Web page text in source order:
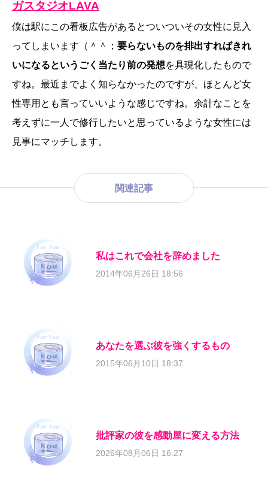
ガスタジオLAVA
僕は駅にこの看板広告があるとついついその女性に見入
ってしまいます（＾＾； 要らないものを排出すればきれ
いになるというごく当たり前の発想を具現化したもので
すね。最近までよく知らなかったのですが、ほとんど女
性専用とも言っていいような感じですね。余計なことを
考えずに一人で修行したいと思っているような女性には
見事にマッチします。
関連記事
私はこれで会社を辞めました
2014年06月26日 18:56
あなたを選ぶ彼を強くするもの
2015年06月10日 18:37
批評家の彼を感動屋に変える方法
2026年08月06日 16:27